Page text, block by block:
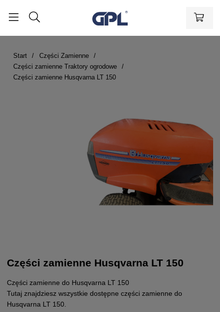
Start
Części Zamienne
Części zamienne Traktory ogrodowe
Części zamienne Husqvarna LT 150
Części zamienne Husqvarna LT 150
Części zamienne do Husqvarna LT 150
Tutaj znajdziesz wszystkie dostępne części zamienne do
Husqvarna LT 150.